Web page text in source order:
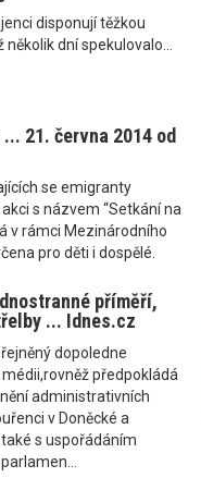
disponují těžkou
dní spekulovalo...
21. června 2014 od
se emigranty
s názvem “Setkání na
v rámci Mezinárodního
pro děti i dospělé.
příměří,
... Idnes.cz
dopoledne
předpokládá
administrativních
v Doněcké a
s uspořádáním